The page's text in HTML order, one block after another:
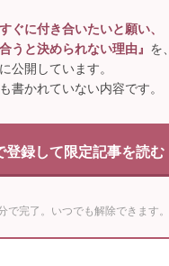
ぐに付き合いたいと願い、
うと決められない理由』 を、
公開しています。
書かれていない内容です。
登録して限定記事を読む
で完了。いつでも解除できます。